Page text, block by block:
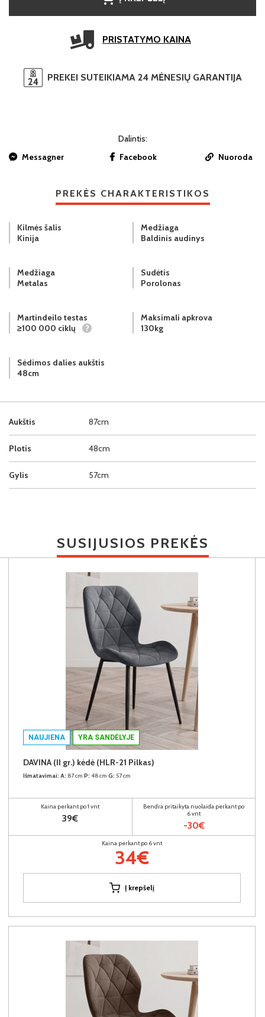
PRISTATYMO KAINA
PREKEI SUTEIKIAMA 24 MĖNESIŲ GARANTIJA
Dalintis:
Messagner
Facebook Nuoroda
PREKĖS CHARAKTERISTIKOS
Aukštis 87cm
Plotis 48cm
Gylis 57cm
Kilmės šalis
Kinija
Medžiaga
Baldinis audinys
Medžiaga
Metalas
Sudėtis
Porolonas
Martindeilo testas
≥100 000 ciklų
?
Maksimali apkrova
130kg
Sėdimos dalies aukštis
48cm
SUSIJUSIOS PREKĖS
NAUJIENA YRA SANDĖLYJE
DAVINA (II gr.) kėdė (HLR-21 Pilkas)
Išmatavimai: A: 87cm P: 48cm G: 57cm
Kaina perkant po 1 vnt
39€
Bendra pritaikyta nuolaida perkant po
6 vnt
-30€
Kaina perkant po 6 vnt
34€
Į krepšelį